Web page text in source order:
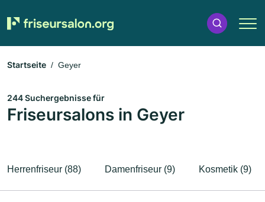
Startseite Geyer
244 Suchergebnisse für
Friseursalons in Geyer
Herrenfriseur (88) Damenfriseur (9) Kosmetik (9)